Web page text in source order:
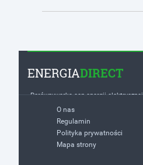
ENERGIADIRECT
Porównywarka cen energii elektrycznej
O nas
Regulamin
Polityka prywatności
Mapa strony